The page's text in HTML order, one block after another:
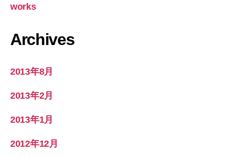
works
Archives
2013年8月
2013年2月
2013年1月
2012年12月